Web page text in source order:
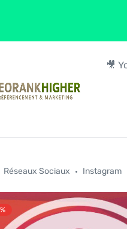
🎥
Réseaux Sociaux Instagram